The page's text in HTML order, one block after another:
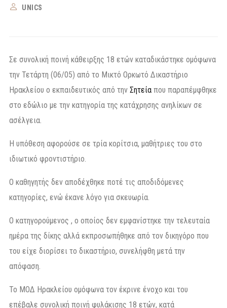
UNICS
Σε συνολική ποινή κάθειρξης 18 ετών καταδικάστηκε ομόφωνα
την Τετάρτη (06/05) από το Μικτό Ορκωτό Δικαστήριο
Ηρακλείου ο εκπαιδευτικός από την Σητεία που παραπέμφθηκε
στο εδώλιο με την κατηγορία της κατάχρησης ανηλίκων σε
ασέλγεια.
Η υπόθεση αφορούσε σε τρία κορίτσια, μαθήτριες του στο
ιδιωτικό φροντιστήριο.
Ο καθηγητής δεν αποδέχθηκε ποτέ τις αποδιδόμενες
κατηγορίες, ενώ έκανε λόγο για σκευωρία.
Ο κατηγορούμενος , ο οποίος δεν εμφανίστηκε την τελευταία
ημέρα της δίκης αλλά εκπροσωπήθηκε από τον δικηγόρο που
του είχε διορίσει το δικαστήριο, συνελήφθη μετά την
απόφαση.
Το ΜΟΔ Ηρακλείου ομόφωνα τον έκρινε ένοχο και του
επέβαλε συνολική ποινή φυλάκισης 18 ετών, κατά